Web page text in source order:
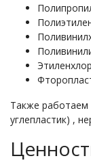
Также работаем
углепластик) ,